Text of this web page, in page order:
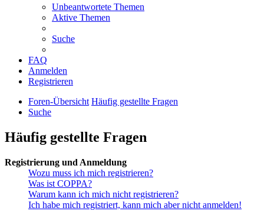
Unbeantwortete Themen
Aktive Themen
Suche
FAQ
Anmelden
Registrieren
Foren-Übersicht Häufig gestellte Fragen
Suche
Häufig gestellte Fragen
Registrierung und Anmeldung
Wozu muss ich mich registrieren?
Was ist COPPA?
Warum kann ich mich nicht registrieren?
Ich habe mich registriert, kann mich aber nicht anmelden!